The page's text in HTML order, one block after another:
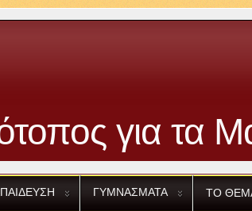
για τα
ΓΥΜΝΑΣΜΑΤΑ ΤΟ